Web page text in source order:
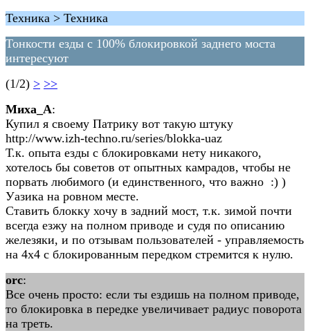
Техника > Техника
Тонкости езды с 100% блокировкой заднего моста
интересуют
(1/2) > >>
Миха_А:
Купил я своему Патрику вот такую штуку
http://www.izh-techno.ru/series/blokka-uaz
Т.к. опыта езды с блокировками нету никакого,
хотелось бы советов от опытных камрадов, чтобы не
порвать любимого (и единственного, что важно :) )
Уазика на ровном месте.
Ставить блокку хочу в задний мост, т.к. зимой почти
всегда езжу на полном приводе и судя по описанию
железяки, и по отзывам пользователей - управляемость
на 4х4 с блокированным передком стремится к нулю.
orc:
Все очень просто: если ты ездишь на полном приводе,
то блокировка в передке увеличивает радиус поворота
на треть.